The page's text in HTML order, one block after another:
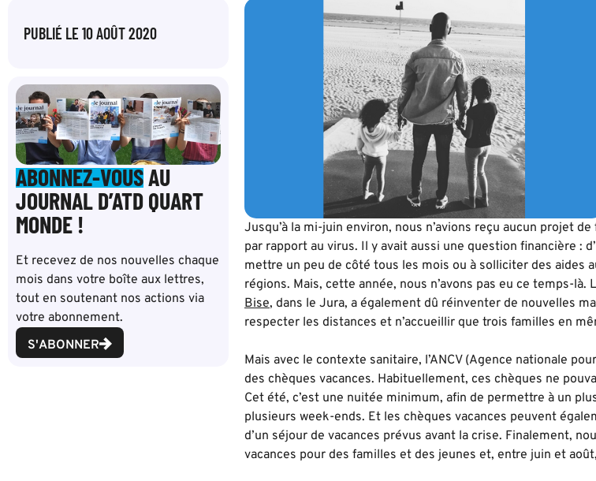
PUBLIÉ LE 10 AOÛT 2020
ABONNEZ-VOUSAU
JOURNAL D’ATD QUART
MONDE !
Et recevez de nos nouvelles chaque
mois dans votre boîte aux lettres,
tout en soutenant nos actions via
votre abonnement.
S'ABONNER
Jusqu’à la mi-juin environ, nous n’avions reçu aucun projet
par rapport au virus. Il y avait aussi une question financière :
mettre un peu de côté tous les mois ou à solliciter des aides
régions. Mais, cette année, nous n’avons pas eu ce temps-là.
Bise, dans le Jura, a également dû réinventer de nouvelles
respecter les distances et n’accueillir que trois familles en
Mais avec le contexte sanitaire, l’ANCV (Agence nationale
des chèques vacances. Habituellement, ces chèques ne
Cet été, c’est une nuitée minimum, afin de permettre à un
plusieurs week-ends. Et les chèques vacances peuvent
d’un séjour de vacances prévus avant la crise. Finalement,
vacances pour des familles et des jeunes et, entre juin et